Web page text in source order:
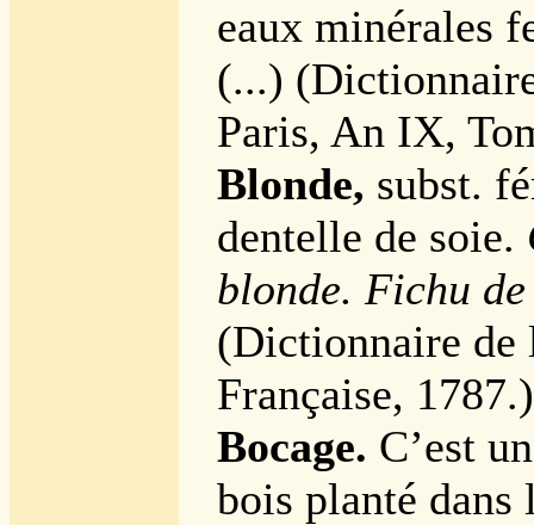
eaux minérales
(...)
Paris, An IX,
Blonde, subst.
dentelle de soie.
blonde. Fichu
(Dictionnaire
Française, 1787.)
Bocage. C’est
bois planté dans